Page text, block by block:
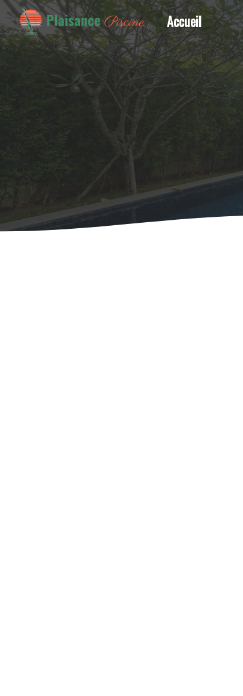
Accueil
Panneau de gestion des cookies